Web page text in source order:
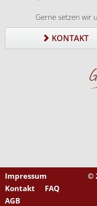
Gerne setzen wir
KONTAKT
Impressum
Kontakt
FAQ
AGB
©